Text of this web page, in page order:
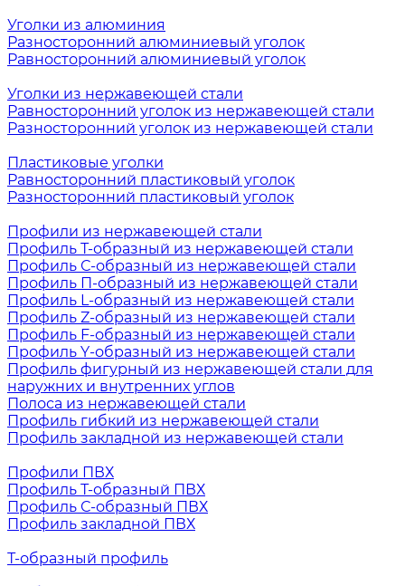
Уголки из алюминия
Разносторонний алюминиевый уголок
Равносторонний алюминиевый уголок
Уголки из нержавеющей стали
Равносторонний уголок из нержавеющей стали
Разносторонний уголок из нержавеющей стали
Пластиковые уголки
Равносторонний пластиковый уголок
Разносторонний пластиковый уголок
Профили из нержавеющей стали
Профиль Т-образный из нержавеющей стали
Профиль С-образный из нержавеющей стали
Профиль П-образный из нержавеющей стали
Профиль L-образный из нержавеющей стали
Профиль Z-образный из нержавеющей стали
Профиль F-образный из нержавеющей стали
Профиль Y-образный из нержавеющей стали
Профиль фигурный из нержавеющей стали для
наружних и внутренних углов
Полоса из нержавеющей стали
Профиль гибкий из нержавеющей стали
Профиль закладной из нержавеющей стали
Профили ПВХ
Профиль Т-образный ПВХ
Профиль С-образный ПВХ
Профиль закладной ПВХ
Т-образный профиль